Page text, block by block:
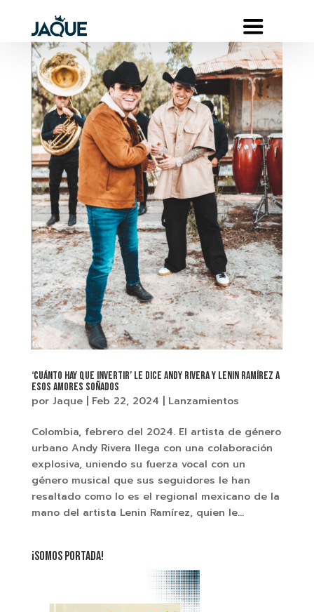
‘Cuánto Hay Que Invertir’ le dice Andy Rivera y Lenin Ramírez a
esos amores soñados
por Jaque| Feb 22, 2024 | Lanzamientos
Colombia, febrero del 2024. El artista de género
urbano Andy Rivera llega con una colaboración
explosiva, uniendo su fuerza vocal con un
género musical que sus seguidores le han
resaltado como lo es el regional mexicano de la
mano del artista Lenin Ramírez, quien le...
¡SOMOS PORTADA!